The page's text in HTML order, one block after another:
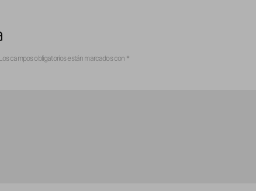
Los campos obligatorios están marcados con *